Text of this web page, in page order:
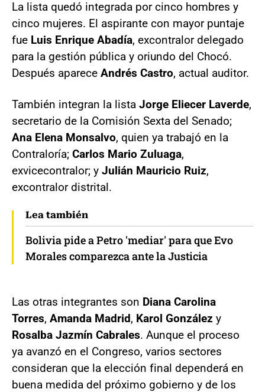
La lista quedó integrada por cinco hombres y
cinco mujeres. El aspirante con mayor puntaje
fue Luis Enrique Abadía, excontralor delegado
para la gestión pública y oriundo del Chocó.
Después aparece Andrés Castro, actual auditor.
También integran la lista Jorge Eliecer Laverde,
secretario de la Comisión Sexta del Senado;
Ana Elena Monsalvo, quien ya trabajó en la
Contraloría; Carlos Mario Zuluaga,
exvicecontralor; y Julián Mauricio Ruiz,
excontralor distrital.
Lea también
Bolivia pide a Petro 'mediar' para que Evo
Morales comparezca ante la Justicia
Las otras integrantes son Diana Carolina
Torres, Amanda Madrid, Karol González y
Rosalba Jazmín Cabrales. Aunque el proceso
ya avanzó en el Congreso, varios sectores
consideran que la elección final dependerá en
buena medida del próximo gobierno y de los